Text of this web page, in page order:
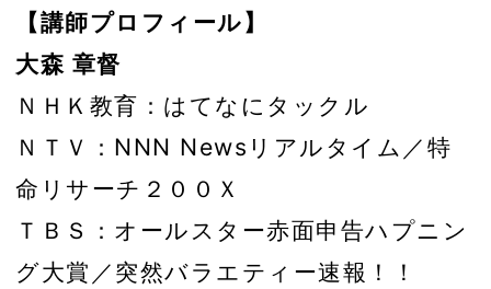
【講師プロフィール】
大森 章督
ＮＨＫ教育：はてなにタックル
ＮＴＶ：NNN Newsリアルタイム／特
命リサーチ２００Ｘ
ＴＢＳ：オールスター赤面申告ハプニン
グ大賞／突然バラエティー速報！！